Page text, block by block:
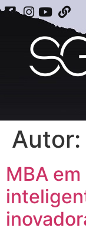
Autor:
MBA